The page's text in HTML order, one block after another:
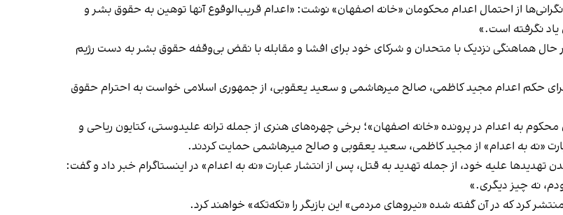
نگرانی‌ها از احتمال اعدام محکومان «خانه اصفهان» نوشت: «اعدام قریب‌الوقوع آنها توهین به حقوق بشر و
نگرفته است.»
در حال هماهنگی نزدیک با متحدان و شرکای خود برای افشا و مقابله با نقض بی‌وقفه حقوق بشر به دست رژیم
اجرای حکم اعدام مجید کاظمی، صالح میرهاشمی و سعید یعقوبی، از جمهوری اسلامی خواست به احترام حقوق
به اعدام در پرونده «خانه اصفهان»؛ برخی چهره‌های هنری از جمله ترانه علیدوستی، کتایون ریاحی و
عبارت «نه به اعدام» از مجيد كاظمى، سعيد يعقوبى و صالح ميرهاشمى حمایت کردند.
تهدیدها علیه خود، از جمله تهدید به قتل، پس از انتشار عبارت «نه به اعدام» در اینستاگرام خبر داد و گفت:
نه چیز دیگری.»
کرد که در آن گفته شده «نیروهای مردمی» این بازیگر را «تکه‌تکه» خواهند کرد.